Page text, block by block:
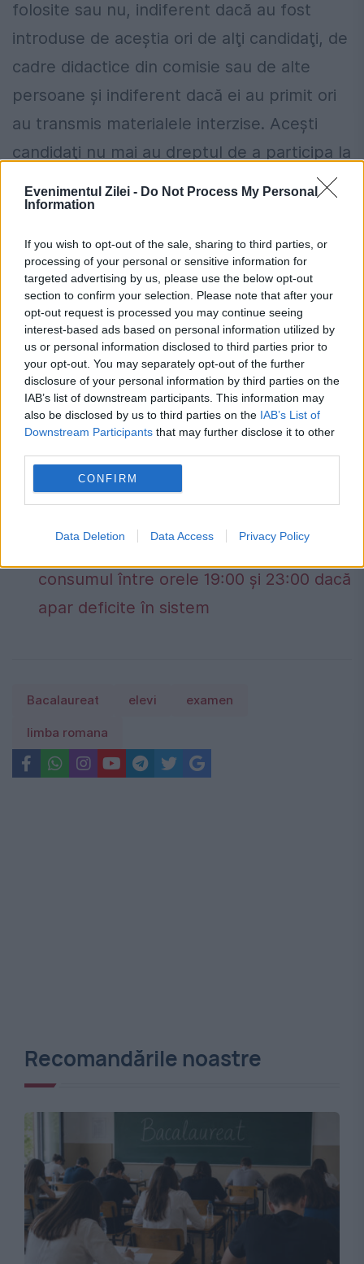
Evenimentul Zilei - Do Not Process My Personal
Information
If you wish to opt-out of the sale, sharing to third parties, or
processing of your personal or sensitive information for
targeted advertising by us, please use the below opt-out
section to confirm your selection. Please note that after your
opt-out request is processed you may continue seeing
interest-based ads based on personal information utilized by
us or personal information disclosed to third parties prior to
your opt-out. You may separately opt-out of the further
disclosure of your personal information by third parties on the
IAB’s list of downstream participants. This information may
also be disclosed by us to third parties on the IAB’s List of
Downstream Participants that may further disclose it to other
CONFIRM
Data Deletion Data Access Privacy Policy
folosite sau nu, indiferent dacă au fost
introduse de aceştia ori de alţi candidaţi, de
cadre didactice din comisie sau de alte
persoane şi indiferent dacă ei au primit ori
au transmis materialele interzise. Aceşti
candidaţi nu mai au dreptul de a participa la
interesaţi linia TELVERDE 0800801100
pentru sesizarea eventualelor
disfuncţionalităţi pe durata probelor scrise.
Numărul va fi disponibil în perioada 16 - 19
august, între orele 8,00 - 16,00.
Ai datorii la ANAF? Cum verifici gratuit,
online, situația fiscală în doar câteva
minute
Guvernul a adoptat noi măsuri de
consumul între orele 19:00 și 23:00 dacă
apar deficite în sistem
Bacalaureat elevi examen
limba romana
Recomandările noastre